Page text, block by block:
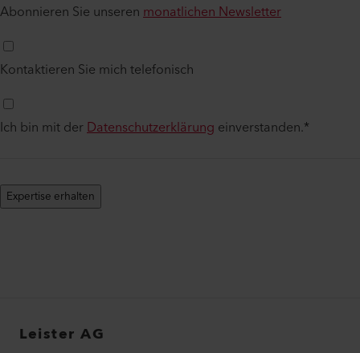
Abonnieren Sie unserenmonatlichen Newsletter
Kontaktieren Sie mich telefonisch
Ich bin mit derDatenschutzerklärung einverstanden.*
Expertise erhalten
Leister AG